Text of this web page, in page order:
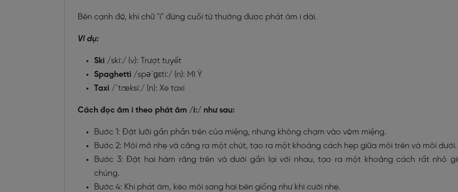
Bên cạnh đó, khi chữ "i" đứng cuối từ thường được phát âm i dài.
Ví dụ:
Ski /skiː/ (v): Trượt tuyết
Spaghetti /spəˈɡɛtiː/ (n): Mì Ý
Taxi /ˈtæksiː/ (n): Xe taxi
Cách đọc âm i theo phát âm /i:/ như sau:
Bước 1: Đặt lưỡi gần phần trên của miệng, nhưng không chạm vào vòm miệng.
Bước 2: Môi mở nhẹ và căng ra một chút, tạo ra một khoảng cách hẹp giữa môi trên và môi dưới.
Bước 3: Đặt hai hàm răng trên và dưới gần lại với nhau, tạo ra một khoảng cách rất nhỏ
chúng.
Bước 4: Khi phát âm, kéo môi sang hai bên giống như khi cười nhẹ.